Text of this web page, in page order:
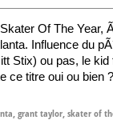
Of The Year,
Influence du
Stix) ou pas, le
ce titre oui ou bien
,grant taylor,skater of